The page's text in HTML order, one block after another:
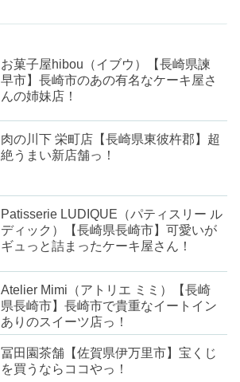
お菓子屋hibou（イブウ）【長崎県諫
早市】長崎市のあの有名なケーキ屋さ
んの姉妹店！
肉の川下 栄町店【長崎県東彼杵郡】超
絶うまい新店舗っ！
Patisserie LUDIQUE（パティスリー ル
ディック）【長崎県長崎市】可愛いが
ギュっと詰まったケーキ屋さん！
Atelier Mimi（アトリエ ミミ）【長崎
県長崎市】長崎市で貴重なイートイン
ありのスイーツ店っ！
冨田園茶舗【佐賀県伊万里市】宝くじ
を買うならココやっ！